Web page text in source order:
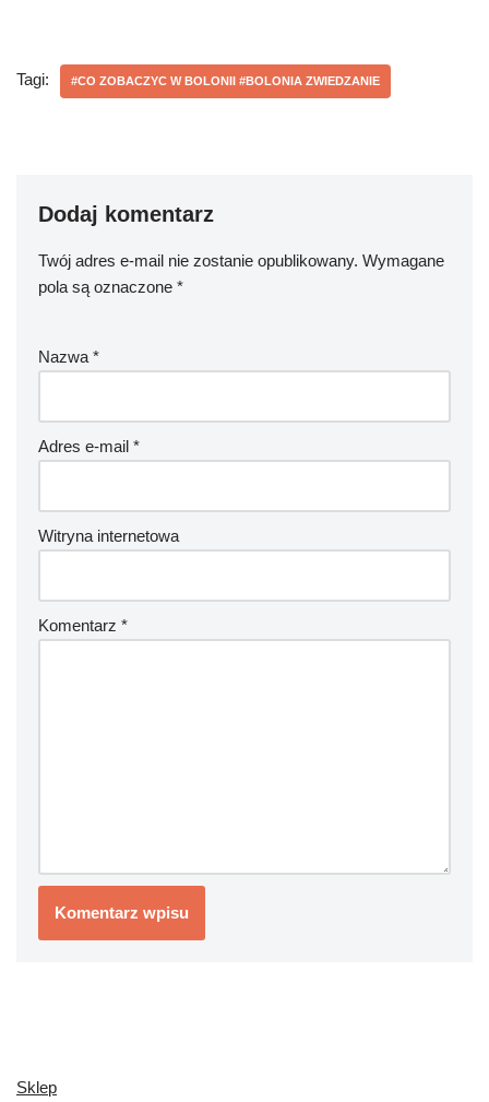
Tagi: #CO ZOBACZYC W BOLONII #BOLONIA ZWIEDZANIE
Dodaj komentarz
Twój adres e-mail nie zostanie opublikowany. Wymagane
pola są oznaczone *
Nazwa *
Adres e-mail *
Witryna internetowa
Komentarz *
Sklep